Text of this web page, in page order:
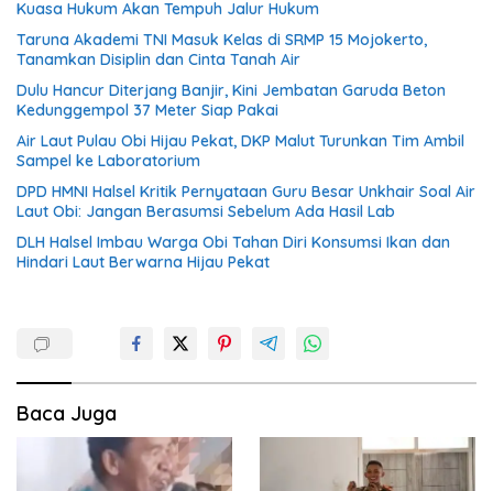
Kuasa Hukum Akan Tempuh Jalur Hukum
Taruna Akademi TNI Masuk Kelas di SRMP 15 Mojokerto,
Tanamkan Disiplin dan Cinta Tanah Air
Dulu Hancur Diterjang Banjir, Kini Jembatan Garuda Beton
Kedunggempol 37 Meter Siap Pakai
Air Laut Pulau Obi Hijau Pekat, DKP Malut Turunkan Tim Ambil
Sampel ke Laboratorium
DPD HMNI Halsel Kritik Pernyataan Guru Besar Unkhair Soal Air
Laut Obi: Jangan Berasumsi Sebelum Ada Hasil Lab
DLH Halsel Imbau Warga Obi Tahan Diri Konsumsi Ikan dan
Hindari Laut Berwarna Hijau Pekat
Baca Juga